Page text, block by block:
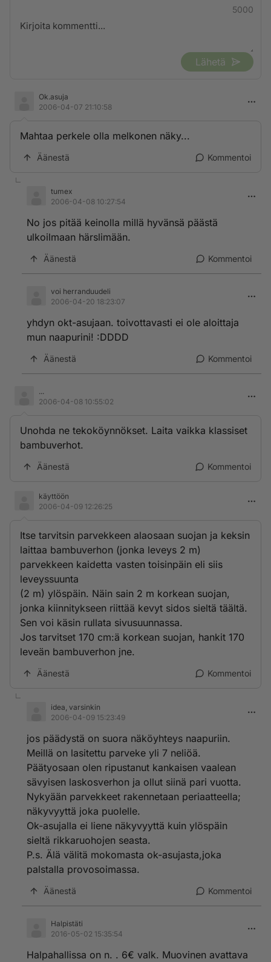
5000
Lähetä
Ok.asuja
2006-04-07 21:10:58
Mahtaa perkele olla melkonen näky...
Äänestä Kommentoi
tumex
2006-04-08 10:27:54
No jos pitää keinolla millä hyvänsä päästä
ulkoilmaan härslimään.
Äänestä Kommentoi
voi herranduudeli
2006-04-20 18:23:07
yhdyn okt-asujaan. toivottavasti ei ole aloittaja
mun naapurini! :DDDD
Äänestä Kommentoi
...
2006-04-08 10:55:02
Unohda ne tekoköynnökset. Laita vaikka klassiset
bambuverhot.
Äänestä Kommentoi
käyttöön
2006-04-09 12:26:25
Itse tarvitsin parvekkeen alaosaan suojan ja keksin
laittaa bambuverhon (jonka leveys 2 m)
parvekkeen kaidetta vasten toisinpäin eli siis
leveyssuunta
(2 m) ylöspäin. Näin sain 2 m korkean suojan,
jonka kiinnitykseen riittää kevyt sidos sieltä täältä.
Sen voi käsin rullata sivusuunnassa.
Jos tarvitset 170 cm:ä korkean suojan, hankit 170
leveän bambuverhon jne.
Äänestä Kommentoi
idea, varsinkin
2006-04-09 15:23:49
jos päädystä on suora näköyhteys naapuriin.
Meillä on lasitettu parveke yli 7 neliöä.
Päätyosaan olen ripustanut kankaisen vaalean
sävyisen laskosverhon ja ollut siinä pari vuotta.
Nykyään parvekkeet rakennetaan periaatteella;
näkyvyyttä joka puolelle.
Ok-asujalla ei liene näkyvyyttä kuin ylöspäin
sieltä rikkaruohojen seasta.
P.s. Älä välitä mokomasta ok-asujasta,joka
palstalla provosoimassa.
Äänestä Kommentoi
Halpistäti
2016-05-02 15:35:54
Halpahallissa on n. . 6€ valk. Muovinen avattava